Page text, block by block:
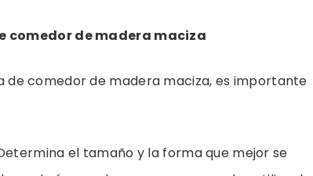
comedor de madera maciza
de comedor de madera maciza, es importante
el tamaño y la forma que mejor se